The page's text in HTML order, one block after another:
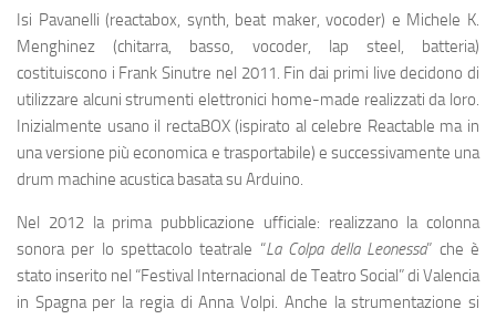
Isi Pavanelli (reactabox, synth, beat maker, vocoder) e Michele K.
Menghinez (chitarra, basso, vocoder, lap steel, batteria)
costituiscono i Frank Sinutre nel 2011. Fin dai primi live decidono di
utilizzare alcuni strumenti elettronici home-made realizzati da loro.
Inizialmente usano il rectaBOX (ispirato al celebre Reactable ma in
una versione più economica e trasportabile) e successivamente una
drum machine acustica basata su Arduino.
Nel 2012 la prima pubblicazione ufficiale: realizzano la colonna
sonora per lo spettacolo teatrale “La Colpa della Leonessa” che è
stato inserito nel “Festival Internacional de Teatro Social” di Valencia
in Spagna per la regia di Anna Volpi. Anche la strumentazione si